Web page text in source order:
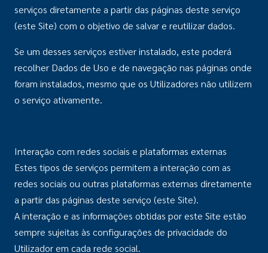
serviços diretamente a partir das páginas deste serviço
(este Site) com o objetivo de salvar e reutilizar dados.
Se um desses serviços estiver instalado, este poderá
recolher Dados de Uso e de navegação nas páginas onde
foram instalados, mesmo que os Utilizadores não utilizem
o serviço ativamente.
Interação com redes sociais e plataformas externas
Estes tipos de serviços permitem a interação com as
redes sociais ou outras plataformas externas diretamente
a partir das páginas deste serviço (este Site).
A interação e as informações obtidas por este Site estão
sempre sujeitas às configurações de privacidade do
Utilizador em cada rede social.